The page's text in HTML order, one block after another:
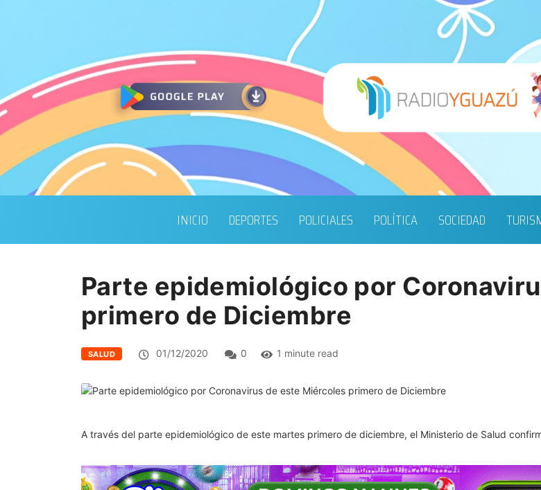
INICIO DEPORTES POLICIALES POLÍTICA SOCIEDAD
Parte epidemiológico por
primero de Diciembre
SALUD 01/12/2020 0 1 minute read
A través del parte epidemiológico de este martes primero de diciembre, el Ministerio de Salud